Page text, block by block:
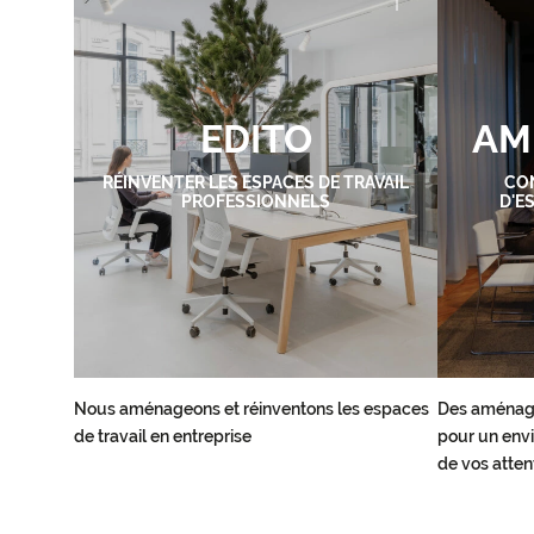
EDITO
RÉINVENTER LES ESPACES DE TRAVAIL
PROFESSIONNELS
Nous aménageons et réinventons les espaces
de travail en entreprise
Des
pour un
de vos